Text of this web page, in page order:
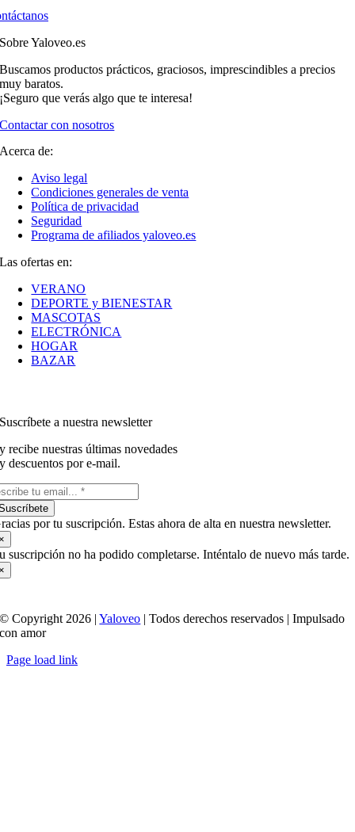
Sobre Yaloveo.es
Buscamos productos prácticos, graciosos, imprescindibles a precios
muy baratos.
¡Seguro que verás algo que te interesa!
Contactar con nosotros
Acerca de:
Aviso legal
Condiciones generales de venta
Política de privacidad
Seguridad
Programa de afiliados yaloveo.es
Las ofertas en:
VERANO
DEPORTE y BIENESTAR
MASCOTAS
ELECTRÓNICA
HOGAR
BAZAR
Suscríbete a nuestra newsletter
y recibe nuestras últimas novedades
y descuentos por e-mail.
por tu suscripción. Estas ahora de alta en nuestra newsletter.
suscripción no ha podido completarse. Inténtalo de nuevo más tarde.
© Copyright 2026 |Yaloveo | Todos derechos reservados | Impulsado
con amor
Page load link